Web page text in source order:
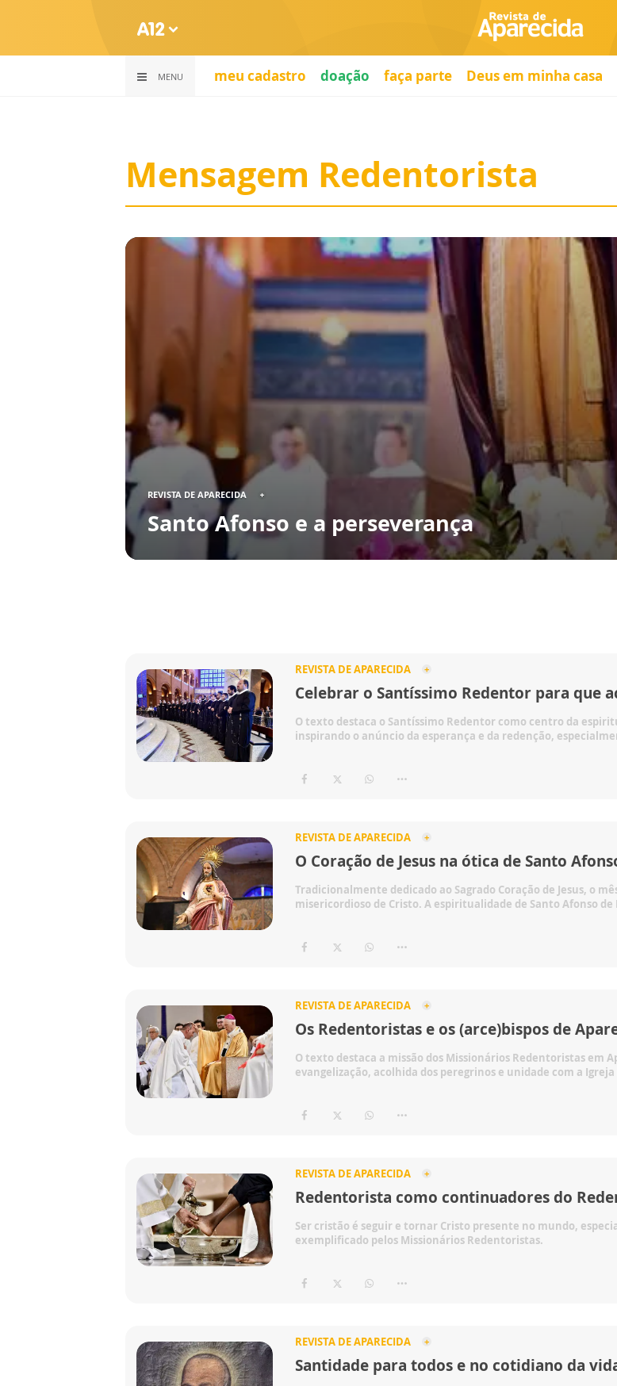
MENU meu cadastro doação faça parte Deus em minha casa
Mensagem Redentorista
REVISTA DE APARECIDA
Santo Afonso e a perseverança
REVISTA DE APARECIDA
Celebrar o Santíssimo Redentor para que
O texto destaca o Santíssimo Redentor como centro da
inspirando o anúncio da esperança e da redenção,
REVISTA DE APARECIDA
O Coração de Jesus na ótica de Santo
Tradicionalmente dedicado ao Sagrado Coração de Jesus, o
misericordioso de Cristo. A espiritualidade de Santo Afonso
REVISTA DE APARECIDA
Os Redentoristas e os (arce)bispos de
O texto destaca a missão dos Missionários Redentoristas em
evangelização, acolhida dos peregrinos e unidade com a
REVISTA DE APARECIDA
Redentorista como continuadores do
Ser cristão é seguir e tornar Cristo presente no mundo,
exemplificado pelos Missionários Redentoristas.
REVISTA DE APARECIDA
Santidade para todos e no cotidiano da